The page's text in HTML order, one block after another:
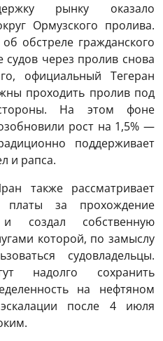
рынку оказало
Ормузского пролива.
обстреле гражданского
через пролив снова
официальный Тегеран
проходить пролив под
На этом фоне
рост на 1,5% —
поддерживает
и рапса.
также рассматривает
платы за прохождение
создал собственную
которой, по замыслу
судовладельцы.
надолго сохранить
на нефтяном
после 4 июля